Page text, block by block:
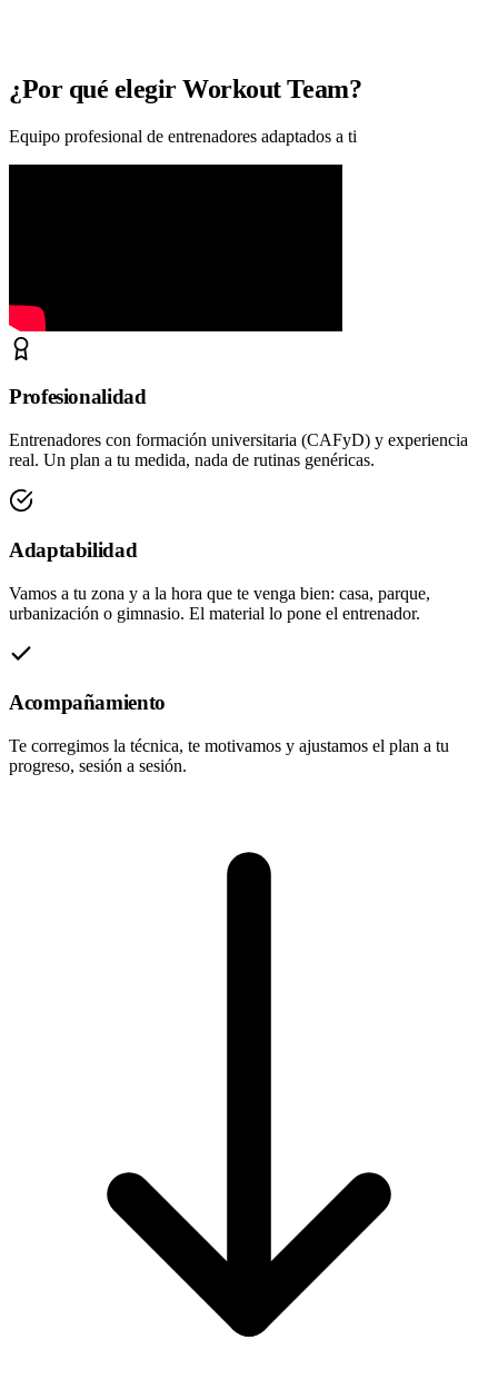
¿Por qué elegir Workout Team?
Equipo profesional de entrenadores adaptados a ti
Profesionalidad
Entrenadores con formación universitaria (CAFyD) y experiencia
real. Un plan a tu medida, nada de rutinas genéricas.
Adaptabilidad
Vamos a tu zona y a la hora que te venga bien: casa, parque,
urbanización o gimnasio. El material lo pone el entrenador.
Acompañamiento
Te corregimos la técnica, te motivamos y ajustamos el plan a tu
progreso, sesión a sesión.